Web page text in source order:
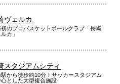
ヴェルカ
初のプロバスケットボールクラブ「長崎
カ」
スタジアムシティ
から徒歩約10分！サッカースタジアム
心とした大型複合施設